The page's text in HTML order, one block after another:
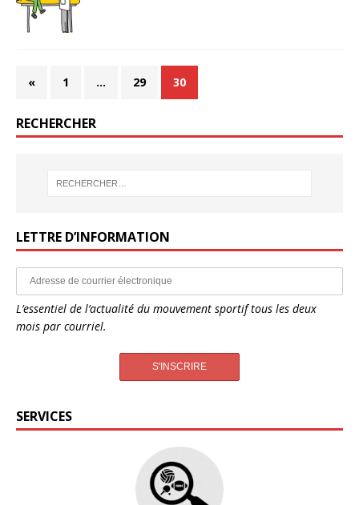
« 1 … 29 30
RECHERCHER
LETTRE D’INFORMATION
L’essentiel de l’actualité du mouvement sportif tous les deux
mois par courriel.
SERVICES